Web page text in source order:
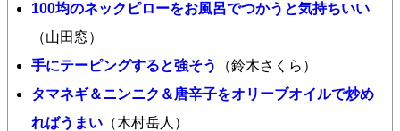
100均のネックピローをお風呂でつかうと気持ちいい
（山田窓）
手にテーピングすると強そう
（鈴木さくら）
タマネギ＆ニンニク＆唐辛子をオリーブオイルで炒め
ればうまい （木村岳人）